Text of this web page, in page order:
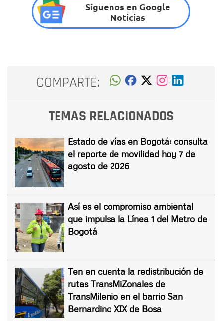
Síguenos en Google
Noticias
COMPARTE:
TEMAS RELACIONADOS
Estado de vías en Bogotá: consulta
el reporte de movilidad hoy 7 de
agosto de 2026
Así es el compromiso ambiental
que impulsa la Línea 1 del Metro de
Bogotá
Ten en cuenta la redistribución de
rutas TransMiZonales de
TransMilenio en el barrio San
Bernardino XIX de Bosa